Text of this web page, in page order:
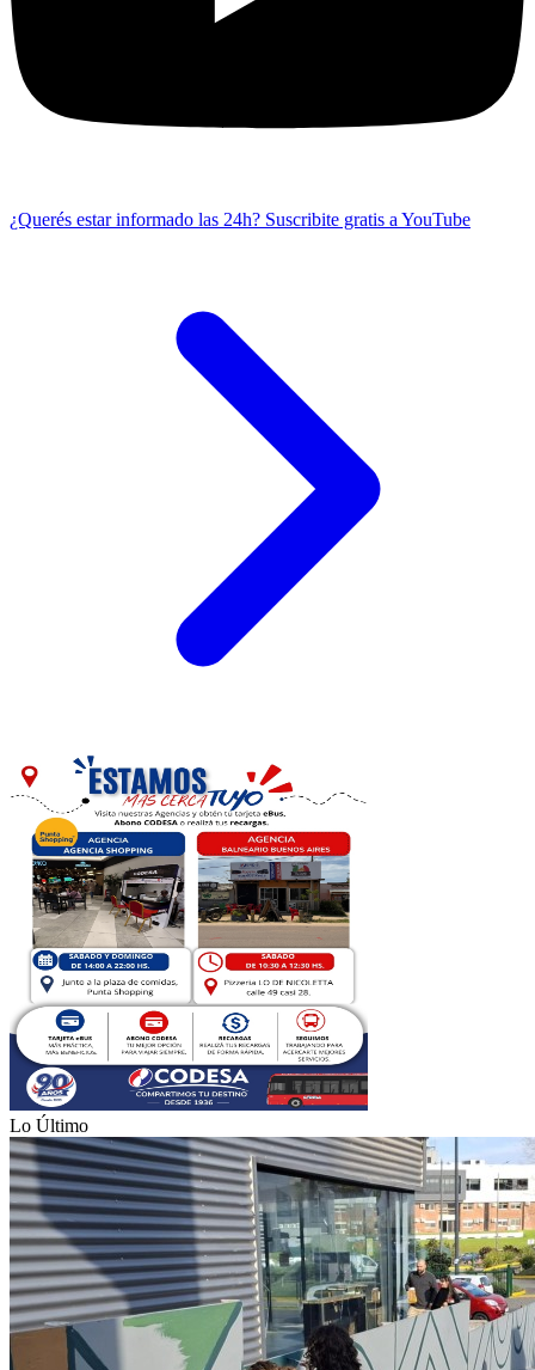
¿Querés estar informado las 24h? Suscribite gratis a YouTube
Lo Último